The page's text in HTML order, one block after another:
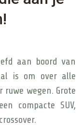
aan boord van
is om over alle
wegen. Grote
compacte SUV,